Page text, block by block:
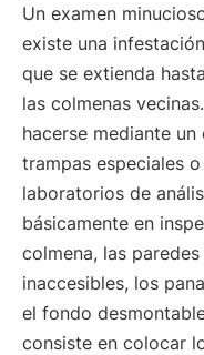
Un examen
existe una
que se extienda
las colmenas
hacerse mediante
trampas especiales
laboratorios de
básicamente en
colmena, las
inaccesibles, los
el fondo
consiste en colocar